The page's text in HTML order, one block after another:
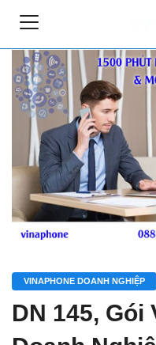
VINAPHONE DOANH NGHIỆP
DN 145, Gói